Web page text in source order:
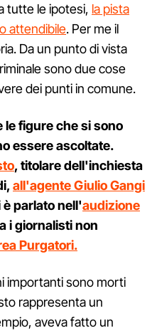
tutte le ipotesi, la pista
attendibile. Per me il
Da un punto di vista
sono due cose
dei punti in comune.
figure che si sono
essere ascoltate.
, titolare dell'inchiesta
all'agente Giulio Gangi
parlato nell'audizione
i giornalisti non
Purgatori.
importanti sono morti
rappresenta un
aveva fatto un